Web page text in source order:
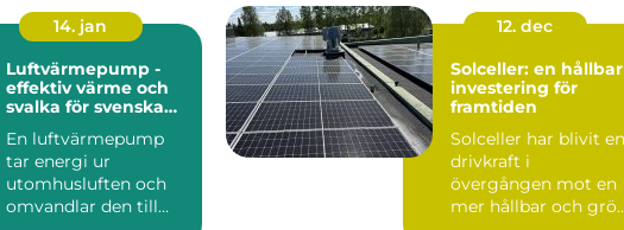
14. jan
Luftvärmepump -
effektiv värme och
svalka för svenska
En luftvärmepump
tar energi ur
utomhusluften och
omvandlar den till
12. dec
Solceller: en hållbar
investering för
framtiden
Solceller har blivit en
drivkraft i
övergången mot en
mer hållbar och